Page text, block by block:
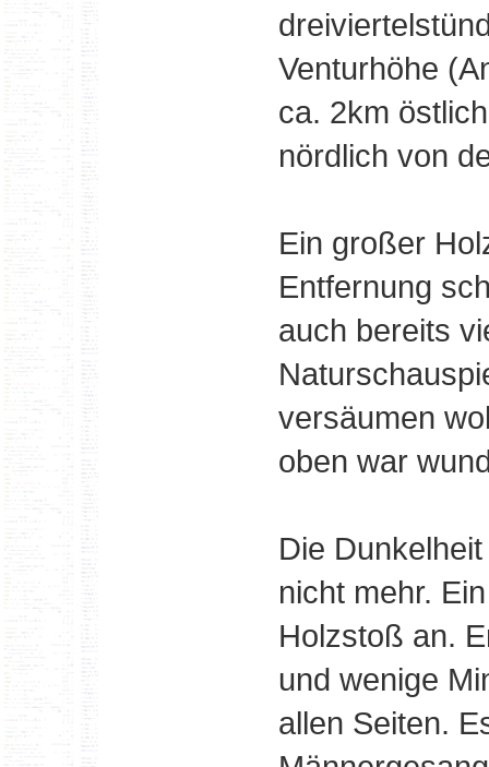
Venturhöhe
ca. 2km
nördlich von
Ein großer
Entfernung
auch bereits
versäumen
oben war
Die
nicht mehr.
Holzstoß an.
und wenige
allen Seiten.